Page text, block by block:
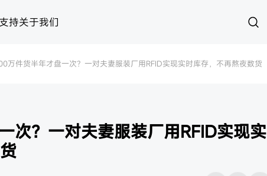
内衣
皮具 鞋子 样衣
持关于我们
万件货半年才盘一次？一对夫妻服装厂用RFID实现实时库存，不再熬夜数货
次？一对夫妻服装厂用RFID实现实